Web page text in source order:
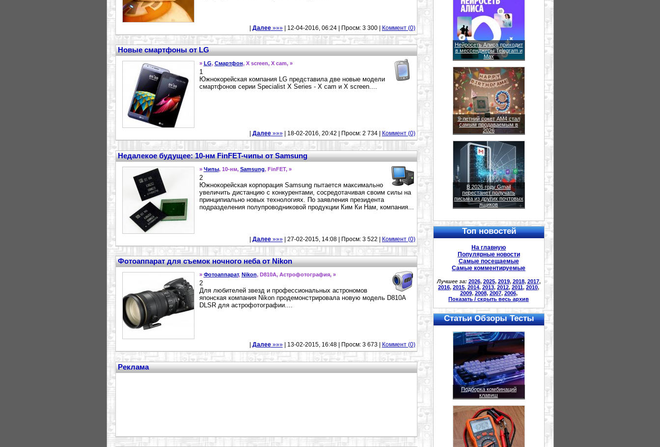
Далее»»»| 12-04-2016, 06:24 | Просм: 3 300 | Коммент (0)
Новые смартфоны от LG
» LG, Смартфон, X screen, X cam, »
1
Южнокорейская компания LG представила две новые модели
смартфонов серии Specialist X Series - X cam и X screen....
Далее»»»| 18-02-2016, 20:42 | Просм: 2 734 | Коммент (0)
Недалекое будущее: 10-нм FinFET-чипы от Samsung
» Чипы, 10-нм, Samsung, FinFET, »
2
Южнокорейская корпорация Samsung пытается максимально
увеличить дистанцию с конкурентами, сосредотачивая своим силы на
принципиально новых технологиях. По заявления президента
подразделения полупроводниковой продукции Ким Ки Нам, компания...
Далее»»»| 27-02-2015, 14:08 | Просм: 3 522 | Коммент (0)
Фотоаппарат для съемок ночного неба от Nikon
» Фотоаппарат, Nikon, D810A, Астрофотография, »
2
Для любителей звезд и профессиональных астрономов
японская компания Nikon продемонстрировала новую модель D810A
DLSR для астрофотографии....
Далее»»»| 13-02-2015, 16:48 | Просм: 3 673 | Коммент (0)
Реклама
Нейросеть Алиса приходит
в мессенджеры Telegram и
Max
9-летний сокет AM4 стал
самым продаваемым в
2026
В 2026 году Gmail
перестанет получать
письма из других почтовых
ящиков
Топ новостей
На главную
Популярные новости
Самые посещаемые
Самые комментируемые
Лучшее за: 2026, 2025, 2019, 2018, 2017,
2016, 2015, 2014, 2013, 2012, 2011, 2010,
2009, 2008, 2007, 2006,
Показать / скрыть весь архив
Статьи Обзоры Тесты
Подборка комбинаций
клавиш